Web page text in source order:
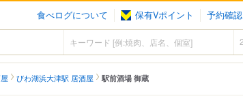
食べログについて 保有Vポイント 予約確認
びわ湖浜大津駅 居酒屋 駅前酒場 御蔵